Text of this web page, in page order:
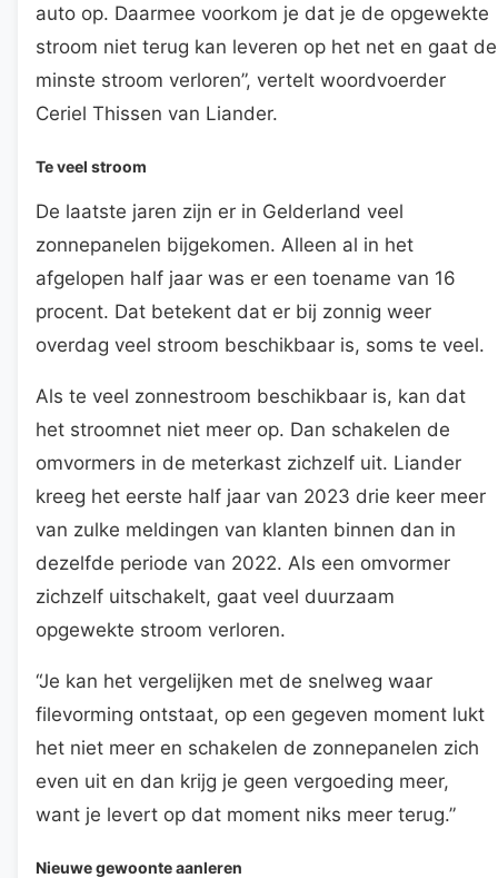
auto op. Daarmee voorkom je dat je de opgewekte
stroom niet terug kan leveren op het net en gaat de
minste stroom verloren”, vertelt woordvoerder
Ceriel Thissen van Liander.
Te veel stroom
De laatste jaren zijn er in Gelderland veel
zonnepanelen bijgekomen. Alleen al in het
afgelopen half jaar was er een toename van 16
procent. Dat betekent dat er bij zonnig weer
overdag veel stroom beschikbaar is, soms te veel.
Als te veel zonnestroom beschikbaar is, kan dat
het stroomnet niet meer op. Dan schakelen de
omvormers in de meterkast zichzelf uit. Liander
kreeg het eerste half jaar van 2023 drie keer meer
van zulke meldingen van klanten binnen dan in
dezelfde periode van 2022. Als een omvormer
zichzelf uitschakelt, gaat veel duurzaam
opgewekte stroom verloren.
“Je kan het vergelijken met de snelweg waar
filevorming ontstaat, op een gegeven moment lukt
het niet meer en schakelen de zonnepanelen zich
even uit en dan krijg je geen vergoeding meer,
want je levert op dat moment niks meer terug.”
Nieuwe gewoonte aanleren